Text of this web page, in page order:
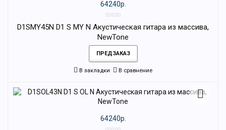
64240р.
D1SMY45N D1 S MY N Акустическая гитара из массива,
NewTone
ПРЕДЗАКАЗ
В закладки В сравнение
64240р.